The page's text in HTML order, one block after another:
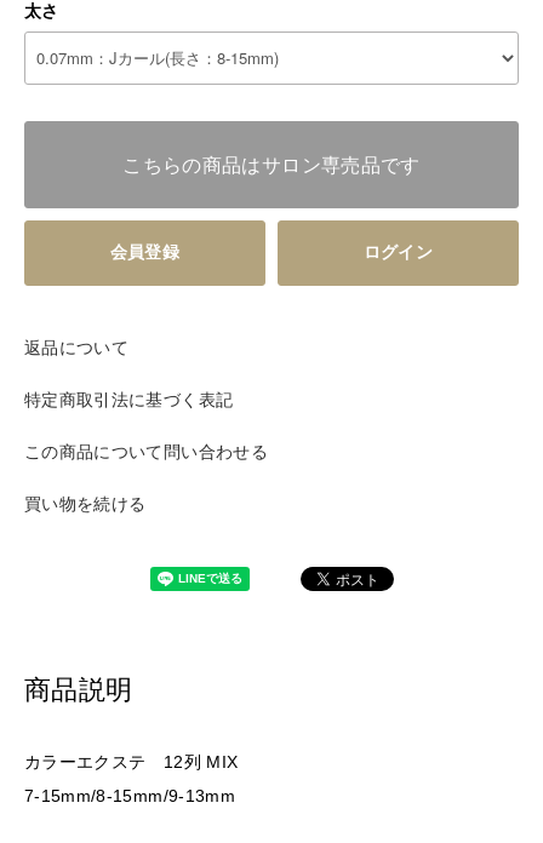
太さ
こちらの商品はサロン専売品です
会員登録 ログイン
返品について
特定商取引法に基づく表記
この商品について問い合わせる
買い物を続ける
商品説明
カラーエクステ 12列 MIX
7-15mm/8-15mm/9-13mm